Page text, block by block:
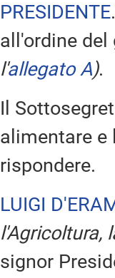
PRESIDENTE
all'ordine
l'allegato A).
Il
alimentare e
rispondere.
LUIGI
l'Agricoltura,
signor